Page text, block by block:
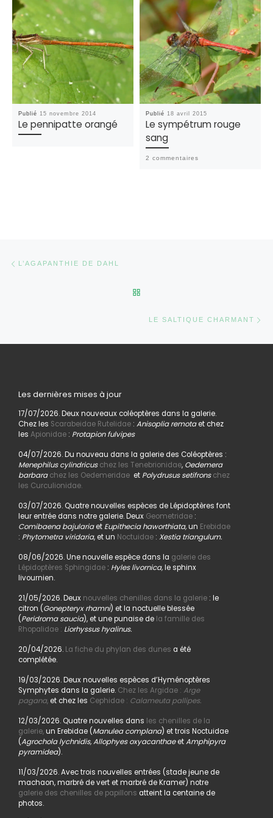
Publié15 novembre 2014
Le pennipatte orangé
Publié18 avril 2015
Le sympétrum rouge
sang
2 commentaires
L’AGAPANTHIE DE DAHL
LE SALTIQUE CHARMANT
Les dernières mises à jour
17/07/2026. Deux nouveaux coléoptères dans la galerie.
Chez les Scarabeidae Rutelidae: Anisoplia remotaet chez
les Apionidae: Protapion fulvipes
04/07/2026. Du nouveau dans la galerie des Coléoptères :
Menephilus cylindricus chez les Tenebrionidae,Oedemera
barbara chez les Oedemeridaeet Polydrusus setifrons chez
les Curculionidae.
03/07/2026. Quatre nouvelles espèces de Lépidoptères font
leur entrée dans notre galerie. Deux Geometridae:
Comibaena bajulariaet Eupithecia haworthiata,un Erebidae
: Phytometra viridaria, et un Noctuidae: Xestia triangulum.
08/06/2026. Une nouvelle espèce dans la galerie des
Lépidoptères Sphingidae: Hyles livornica,le sphinx
livournien.
21/05/2026. Deux nouvelles chenilles dans la galerie : le
citron (Gonepteryx rhamni) et la noctuelle blessée
(Peridroma saucia), et une punaise dela famille des
Rhopalidae : Liorhyssus hyalinus.
20/04/2026. La fiche du phylan des dunes a été
complétée.
19/03/2026. Deux nouvelles espèces d’Hyménoptères
Symphytes dans la galerie. Chez les Argidae : Arge
pagana,et chez les Cephidae : Calameuta pallipes.
12/03/2026. Quatre nouvelles dans les chenilles de la
galerie,un Erebidae (Manulea complana) et trois Noctuidae
(Agrochola lychnidis, Allophyes oxyacanthaeetAmphipyra
pyramidea).
11/03/2026. Avec trois nouvelles entrées (stade jeune de
machaon, marbré de vert et marbré de Kramer) notre
galerie des chenilles de papillons atteint la centaine de
photos.